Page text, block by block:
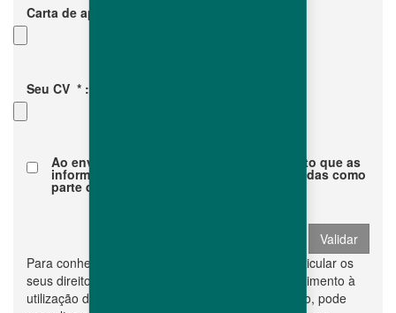
Carta de apresentação
Seu CV * :
Ao enviar este formulário de contato, aceito que as
informações pessoais inseridas serão usadas como
parte da minha solicitação.
Para conhecer e exercer os seus direitos, em particular os
seus direitos de modificar ou retirar o seu consentimento à
utilização dos dados recolhidos por este formulário, pode